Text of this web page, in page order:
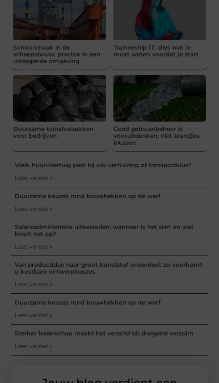
Schoonmaak in de
scheepsbouw: precisie in een
uitdagende omgeving
Traineeship IT: alles wat je
moet weten voordat je start
Duurzame tuinafvalzakken
voor bedrijven
Goed gebouwbeheer is
vooruitdenken, niet brandjes
blussen
Welk huurvoertuig past bij uw verhuizing of transportklus?
Lees verder »
Duurzame keuzes rond bouwhekken op de werf
Lees verder »
Salarisadministratie uitbesteden: wanneer is het slim en wat
levert het op?
Lees verder »
Van productidee naar groot kunststof onderdeel: zo voorkomt
u kostbare ontwerpkeuzes
Lees verder »
Duurzame keuzes rond bouwhekken op de werf
Lees verder »
Sterker leiderschap maakt het verschil bij dreigend verzuim
Lees verder »